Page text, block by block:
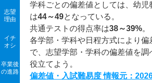
志望
理由
イチ
オシ
卒業後
の進路
学科ごとの偏差値としては、幼児
は44～49となっている。
共通テストの得点率は38～39%。
各学部・学科や日程方式により偏
で、志望学部・学科の偏差値を調
役立てよう。
偏差値・入試難易度 情報元：